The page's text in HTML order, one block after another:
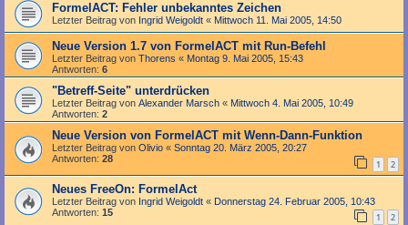
FormelACT: Fehler unbekanntes Zeichen
Letzter Beitrag von Ingrid Weigoldt « Mittwoch 11. Mai 2005, 14:50
Neue Version 1.7 von FormelACT mit Run-Befehl
Letzter Beitrag von Thorens « Montag 9. Mai 2005, 15:43
Antworten: 6
"Betreff-Seite" unterdrücken
Letzter Beitrag von Alexander Marsch « Mittwoch 4. Mai 2005, 10:49
Antworten: 2
Neue Version von FormelACT mit Wenn-Dann-Funktion
Letzter Beitrag von Olivio « Sonntag 20. März 2005, 20:27
Antworten: 28 1 2
Neues FreeOn: FormelAct
Letzter Beitrag von Ingrid Weigoldt « Donnerstag 24. Februar 2005, 10:43
Antworten: 15 1 2